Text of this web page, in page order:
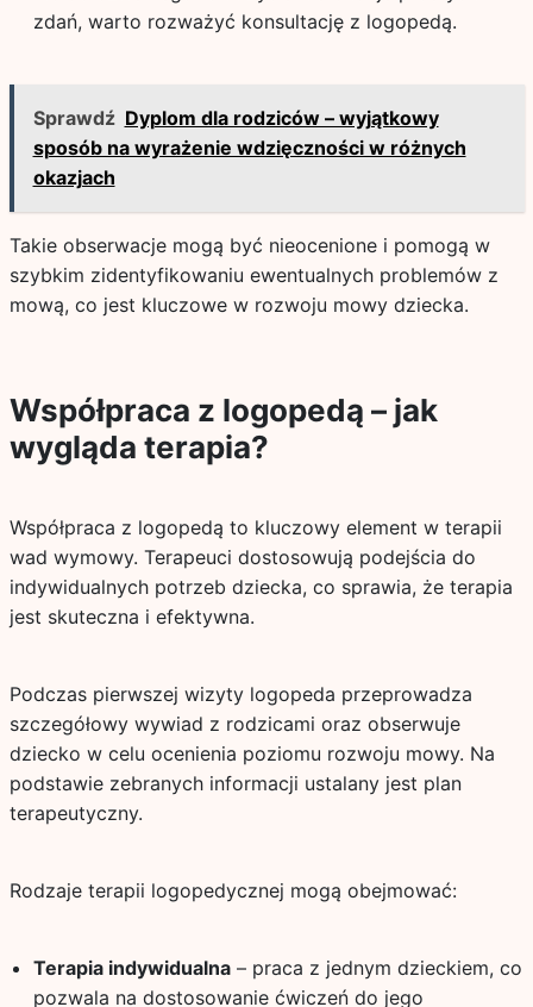
zdań, warto rozważyć konsultację z logopedą.
Sprawdź Dyplom dla rodziców – wyjątkowy
sposób na wyrażenie wdzięczności w różnych
okazjach
Takie obserwacje mogą być nieocenione i pomogą w
szybkim zidentyfikowaniu ewentualnych problemów z
mową, co jest kluczowe w rozwoju mowy dziecka.
Współpraca z logopedą – jak
wygląda terapia?
Współpraca z logopedą to kluczowy element w terapii
wad wymowy. Terapeuci dostosowują podejścia do
indywidualnych potrzeb dziecka, co sprawia, że terapia
jest skuteczna i efektywna.
Podczas pierwszej wizyty logopeda przeprowadza
szczegółowy wywiad z rodzicami oraz obserwuje
dziecko w celu ocenienia poziomu rozwoju mowy. Na
podstawie zebranych informacji ustalany jest plan
terapeutyczny.
Rodzaje terapii logopedycznej mogą obejmować:
Terapia indywidualna– praca z jednym dzieckiem, co
pozwala na dostosowanie ćwiczeń do jego